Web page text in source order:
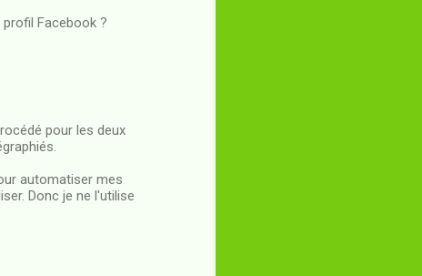
Facebook ?
pour les deux
automatiser mes
Donc je ne l'utilise